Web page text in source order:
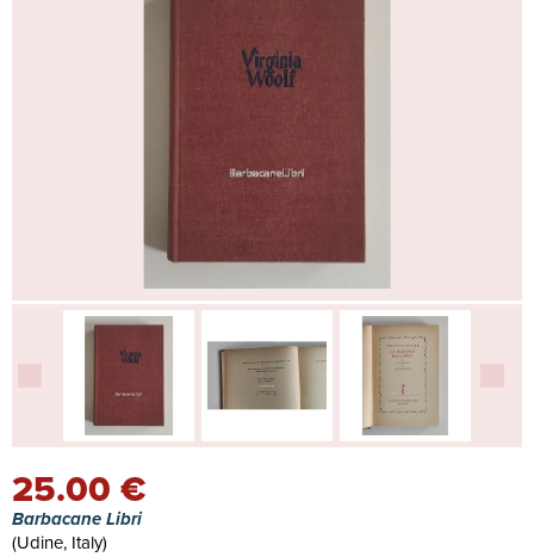
25.00 €
Barbacane Libri
(Udine, Italy)